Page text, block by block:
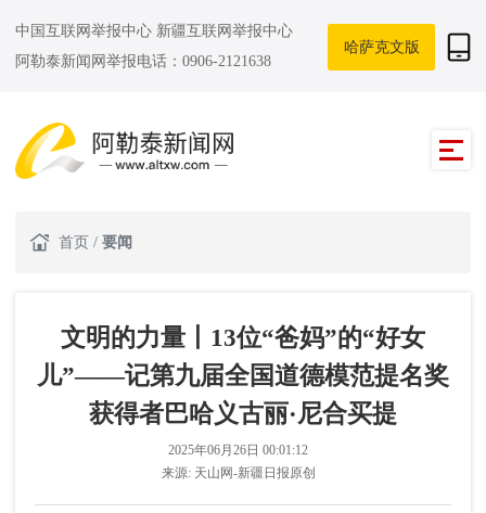
中国互联网举报中心 新疆互联网举报中心
阿勒泰新闻网举报电话：0906-2121638
哈萨克文版
首页 / 要闻
文明的力量丨13位“爸妈”的“好女
儿”——记第九届全国道德模范提名奖
获得者巴哈义古丽·尼合买提
2025年06月26日 00:01:12
来源: 天山网-新疆日报原创